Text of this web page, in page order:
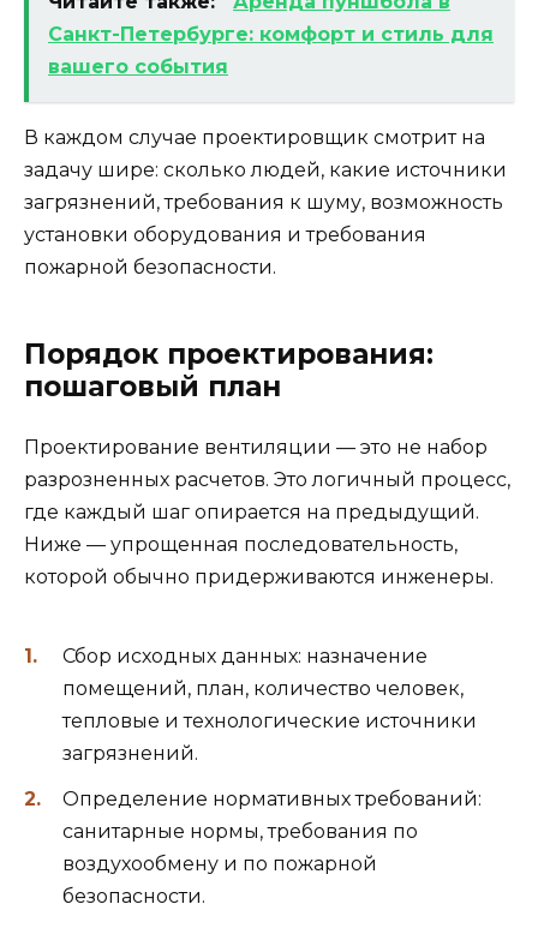
Санкт-Петербурге: комфорт и стиль для
вашего события
В каждом случае проектировщик смотрит на
задачу шире: сколько людей, какие источники
загрязнений, требования к шуму, возможность
установки оборудования и требования
пожарной безопасности.
Порядок проектирования:
пошаговый план
Проектирование вентиляции — это не набор
разрозненных расчетов. Это логичный процесс,
где каждый шаг опирается на предыдущий.
Ниже — упрощенная последовательность,
которой обычно придерживаются инженеры.
Сбор исходных данных: назначение
помещений, план, количество человек,
тепловые и технологические источники
загрязнений.
Определение нормативных требований:
санитарные нормы, требования по
воздухообмену и по пожарной
безопасности.